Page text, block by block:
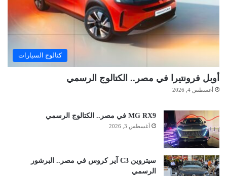
كتالوج السيارات
أوبل فرونتيرا في مصر.. الكتالوج الرسمي
أغسطس 4, 2026
MG RX9 في مصر.. الكتالوج الرسمي
أغسطس 3, 2026
سيتروين C3 آير كروس في مصر.. البرشور
الرسمي